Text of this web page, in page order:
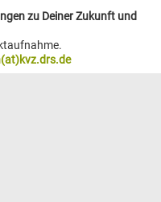
zu Deiner Zukunft und